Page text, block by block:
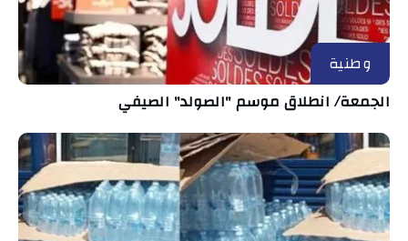
وطنية
الجمعة/ انطلاق موسم "الصولد" الصيفي